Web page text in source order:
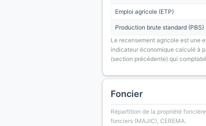
Emploi agricole (ETP)
Production brute standard (PBS)
Le recensement agricole est une
indicateur économique calculé à
(section précédente) qui
Foncier
Répartition de la propriété
fonciers (MAJIC), CEREMA.